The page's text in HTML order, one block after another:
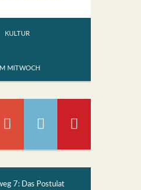
KULTUR
MITWOCH
7: Das Postulat